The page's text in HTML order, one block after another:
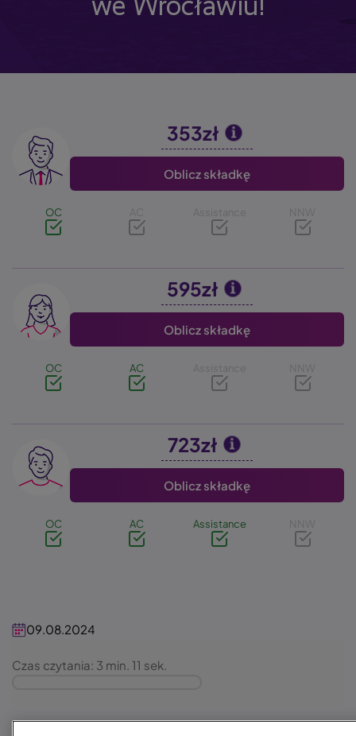
we Wrocławiu!
Image 353zł
Oblicz składkę
OC AC Assistance NNW
Image 595zł
Oblicz składkę
OC AC Assistance NNW
Image 723zł
Oblicz składkę
OC AC Assistance NNW
09.08.2024
Czas czytania: 3 min. 11 sek.